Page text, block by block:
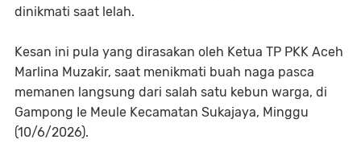
dinikmati saat lelah.
Kesan ini pula yang dirasakan oleh Ketua TP PKK Aceh
Marlina Muzakir, saat menikmati buah naga pasca
memanen langsung dari salah satu kebun warga, di
Gampong Ie Meule Kecamatan Sukajaya, Minggu
(10/6/2026).